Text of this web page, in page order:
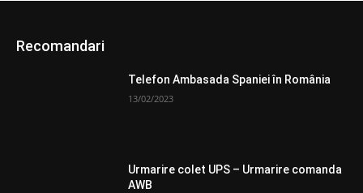
Recomandari
Telefon Ambasada Spaniei în România
13/02/2023
Urmarire colet UPS – Urmarire comanda
AWB